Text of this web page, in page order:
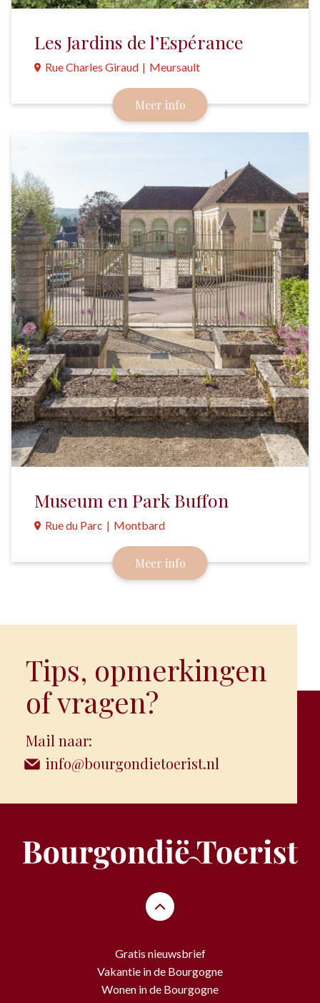
Les Jardins de l’Espérance
Rue Charles Giraud | Meursault
Château de Meursault legde een bostuin met
eetbare planten aan en is zo het eerste domein in
Bourgondië dat z’n wijngaarden combineert met
Meer info
Museum en Park Buffon
Rue du Parc | Montbard
Een uniek museum en park op de plek waar de
Franse natuuronderzoeker Buffon woonde en
Meer info
Tips, opmerkingen
of vragen?
Mail naar:
info@bourgondietoerist.nl
Gratis nieuwsbrief
Vakantie in de Bourgogne
Wonen in de Bourgogne